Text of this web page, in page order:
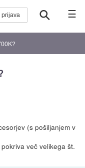
☰
(s pošiljanjem v
več velikega št.